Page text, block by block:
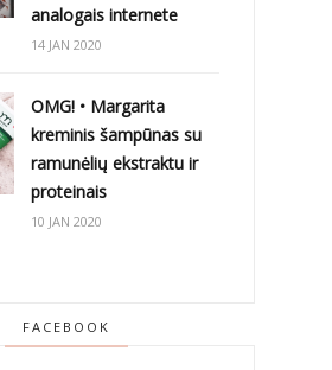
analogais internete
14 JAN 2020
OMG! • Margarita
kreminis šampūnas su
ramunėlių ekstraktu ir
proteinais
10 JAN 2020
FACEBOOK